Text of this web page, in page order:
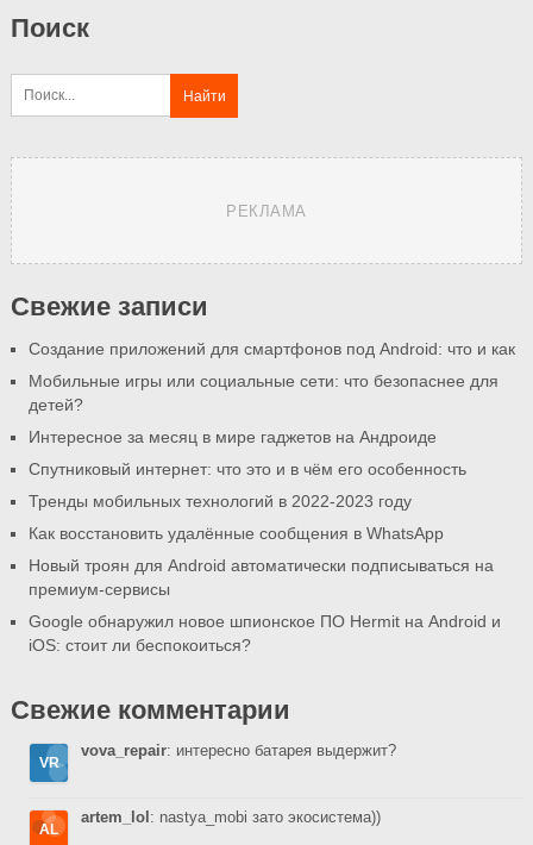
Поиск
РЕКЛАМА
Свежие записи
Создание приложений для смартфонов под Android: что и как
Мобильные игры или социальные сети: что безопаснее для
детей?
Интересное за месяц в мире гаджетов на Андроиде
Спутниковый интернет: что это и в чём его особенность
Тренды мобильных технологий в 2022-2023 году
Как восстановить удалённые сообщения в WhatsApp
Новый троян для Android автоматически подписываться на
премиум-сервисы
Google обнаружил новое шпионское ПО Hermit на Android и
iOS: стоит ли беспокоиться?
Свежие комментарии
vova_repair: интересно батарея выдержит?
artem_lol : nastya_mobi зато экосистема))